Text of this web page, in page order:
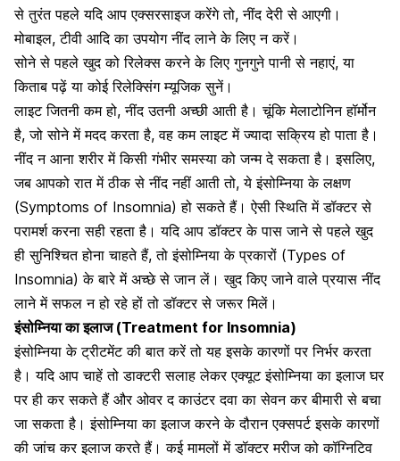
से तुरंत पहले यदि आप एक्सरसाइज करेंगे तो, नींद देरी से आएगी।
मोबाइल, टीवी आदि का उपयोग नींद लाने के लिए न करें।
सोने से पहले खुद को रिलेक्स करने के लिए गुनगुने पानी से नहाएं, या
किताब पढ़ें या कोईरिलेक्सिंग म्यूजिक सुनें।
लाइट जितनी कम हो, नींद उतनी अच्छी आती है। चूंकिमेलाटोनिन हॉर्मोन
है, जो सोने में मदद करता है, वह कम लाइट में ज्यादा सक्रिय हो पाता है।
नींद न आना शरीर में किसी गंभीर समस्या को जन्म दे सकता है। इसलिए,
जब आपको रात में ठीक से नींद नहीं आती तो, ये इंसोम्निया के लक्षण
(Symptoms of Insomnia) हो सकते हैं। ऐसी स्थिति में डॉक्टर से
परामर्श करना सही रहता है। यदि आप डॉक्टर के पास जाने से पहले खुद
ही सुनिश्चित होना चाहते हैं, तो इंसोम्निया के प्रकारों (Types of
Insomnia) के बारे में अच्छे से जान लें। खुद किए जाने वाले प्रयास नींद
लाने में सफल न हो रहे हों तो डॉक्टर से जरूर मिलें।
इंसोम्निया का इलाज (Treatment for Insomnia)
इंसोम्निया के ट्रीटमेंट की बात करें तो यह इसके कारणों पर निर्भर करता
है। यदि आप चाहें तो डाक्टरी सलाह लेकर एक्यूट इंसोम्निया का इलाज घर
पर ही कर सकते हैं और ओवर द काउंटर दवा का सेवन कर बीमारी से बचा
जा सकता है।इंसोम्निया का इलाज करने के दौरान एक्सपर्टइसके कारणों
की जांच कर इलाज करते हैं। कई मामलों में डॉक्टर मरीज को कॉग्निटिव